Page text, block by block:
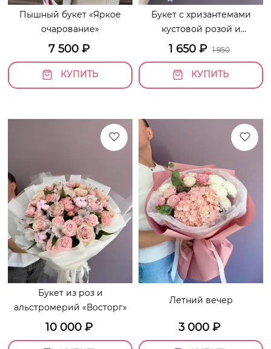
Пышный букет «Яркое
очарование»
7 500₽
КУПИТЬ
Букет с хризантемами
кустовой розой и
диантусами «Первый
1 650 ₽ 1 950
КУПИТЬ
Букет из роз и
альстромерий «Восторг»
10 000₽
Летний вечер
3 000 ₽